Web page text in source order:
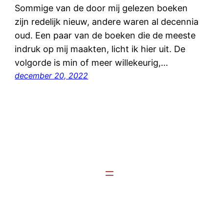
Sommige van de door mij gelezen boeken
zijn redelijk nieuw, andere waren al decennia
oud. Een paar van de boeken die de meeste
indruk op mij maakten, licht ik hier uit. De
volgorde is min of meer willekeurig,…
december 20, 2022